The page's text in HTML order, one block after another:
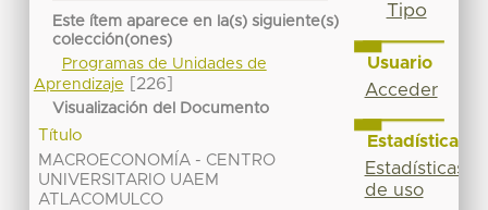
Este ítem aparece en la(s) siguiente(s)
colección(ones)
Programas de Unidades de
Aprendizaje
[226]
Visualización del Documento
Título
MACROECONOMÍA - CENTRO
UNIVERSITARIO UAEM
ATLACOMULCO
Tipo
Usuario
Acceder
Estadísticas
Estadísticas
de uso